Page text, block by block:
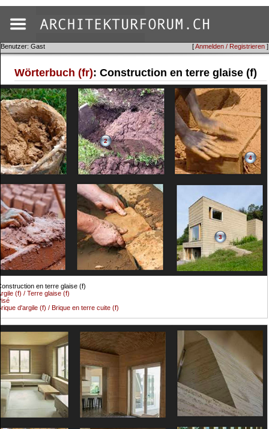
[Anmelden / Registrieren ]
Benutzer: Gast
Wörterbuch (fr): Construction en terre glaise (f)
en terre glaise (f)
(f) / Terre glaise (f)
2
3
d'argile (f) / Brique en terre cuite (f)
4